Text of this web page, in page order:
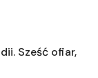
Sześć ofiar,